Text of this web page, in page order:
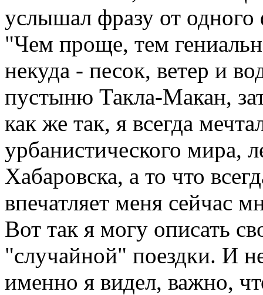
услышал фразу от
"Чем проще, тем
некуда - песок, ветер и
пустыню Такла-Макан,
как же так, я всегда
урбанистического мира,
Хабаровска, а то что
впечатляет меня сейчас
Вот так я могу описать
"случайной" поездки. И
именно я видел, важно,